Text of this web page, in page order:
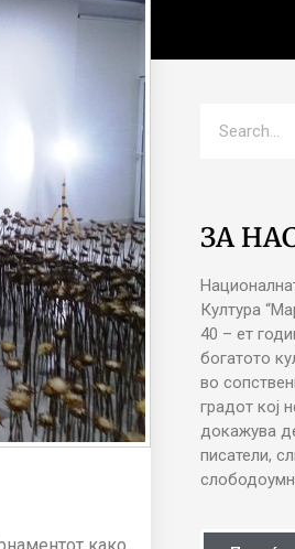
ЗА
Култура
40 – ет
богатото
во
градот кој
докажува
писатели,